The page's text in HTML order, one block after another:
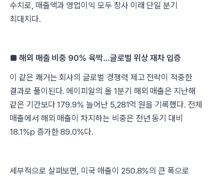
수치로, 매출액과 영업이익 모두 창사 이래 단일 분기
최대치다.
■ 해외 매출 비중 90% 육박…글로벌 위상 재차 입증
이 같은 쾌거는 회사의 글로벌 경쟁력 제고 전략이 적중한
결과로 풀이된다. 에이피알의 올 1분기 해외 매출은 지난해
같은 기간보다 179.9% 늘어난 5,281억 원을 기록했다. 전체
매출에서 해외 매출이 차지하는 비중은 전년 동기 대비
18.1%p 증가한 89.0%다.
세부적으로 살펴보면, 미국 매출이 250.8%의 큰 폭으로